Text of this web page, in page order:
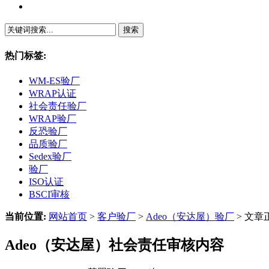
热门标签:
WM-ES验厂
WRAP认证
社会责任验厂
WRAP验厂
反恐验厂
品质验厂
Sedex验厂
验厂
ISO认证
BSCI审核
当前位置: 网站首页 > 客户验厂 > Adeo（安达屋）验厂 > 文章
Adeo（安达屋）社会责任审核内容